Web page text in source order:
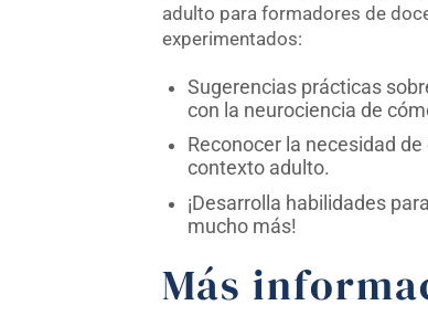
adulto para formadores de
experimentados:
Sugerencias prácticas
con la neurociencia de
Reconocer la necesidad
contexto adulto.
¡Desarrolla habilidades
mucho más!
Más